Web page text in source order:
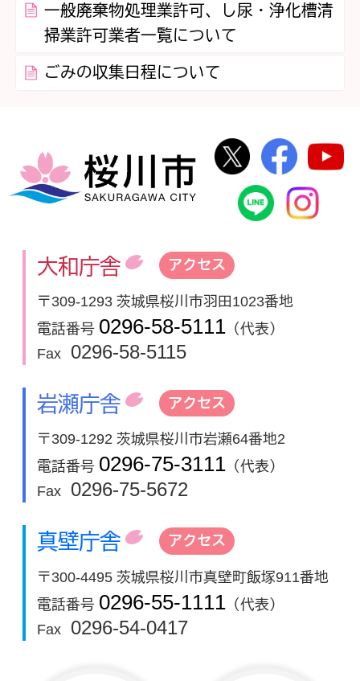
一般廃棄物処理業許可、し尿・浄化槽清
掃業許可業者一覧について
ごみの収集日程について
桜川市
桜川市公式
桜川
桜川市公
大和庁舎 アクセス
〒309-1293 茨城県桜川市羽田1023番地
電話番号 0296-58-5111 （代表）
Fax
0296-58-5115
岩瀬庁舎 アクセス
〒309-1292 茨城県桜川市岩瀬64番地2
電話番号 0296-75-3111 （代表）
Fax
0296-75-5672
真壁庁舎 アクセス
〒300-4495 茨城県桜川市真壁町飯塚911番地
電話番号 0296-55-1111 （代表）
Fax
0296-54-0417